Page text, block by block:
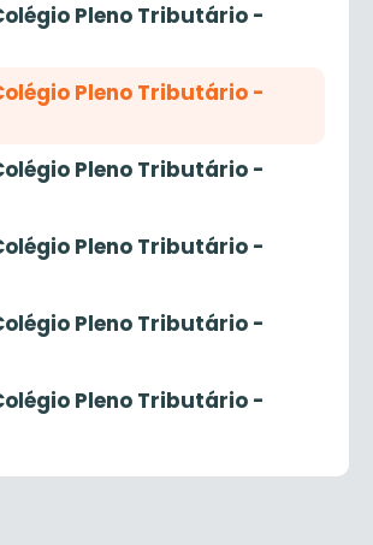
Pleno Tributário -
Pleno Tributário -
Pleno Tributário -
Pleno Tributário -
Pleno Tributário -
Pleno Tributário -